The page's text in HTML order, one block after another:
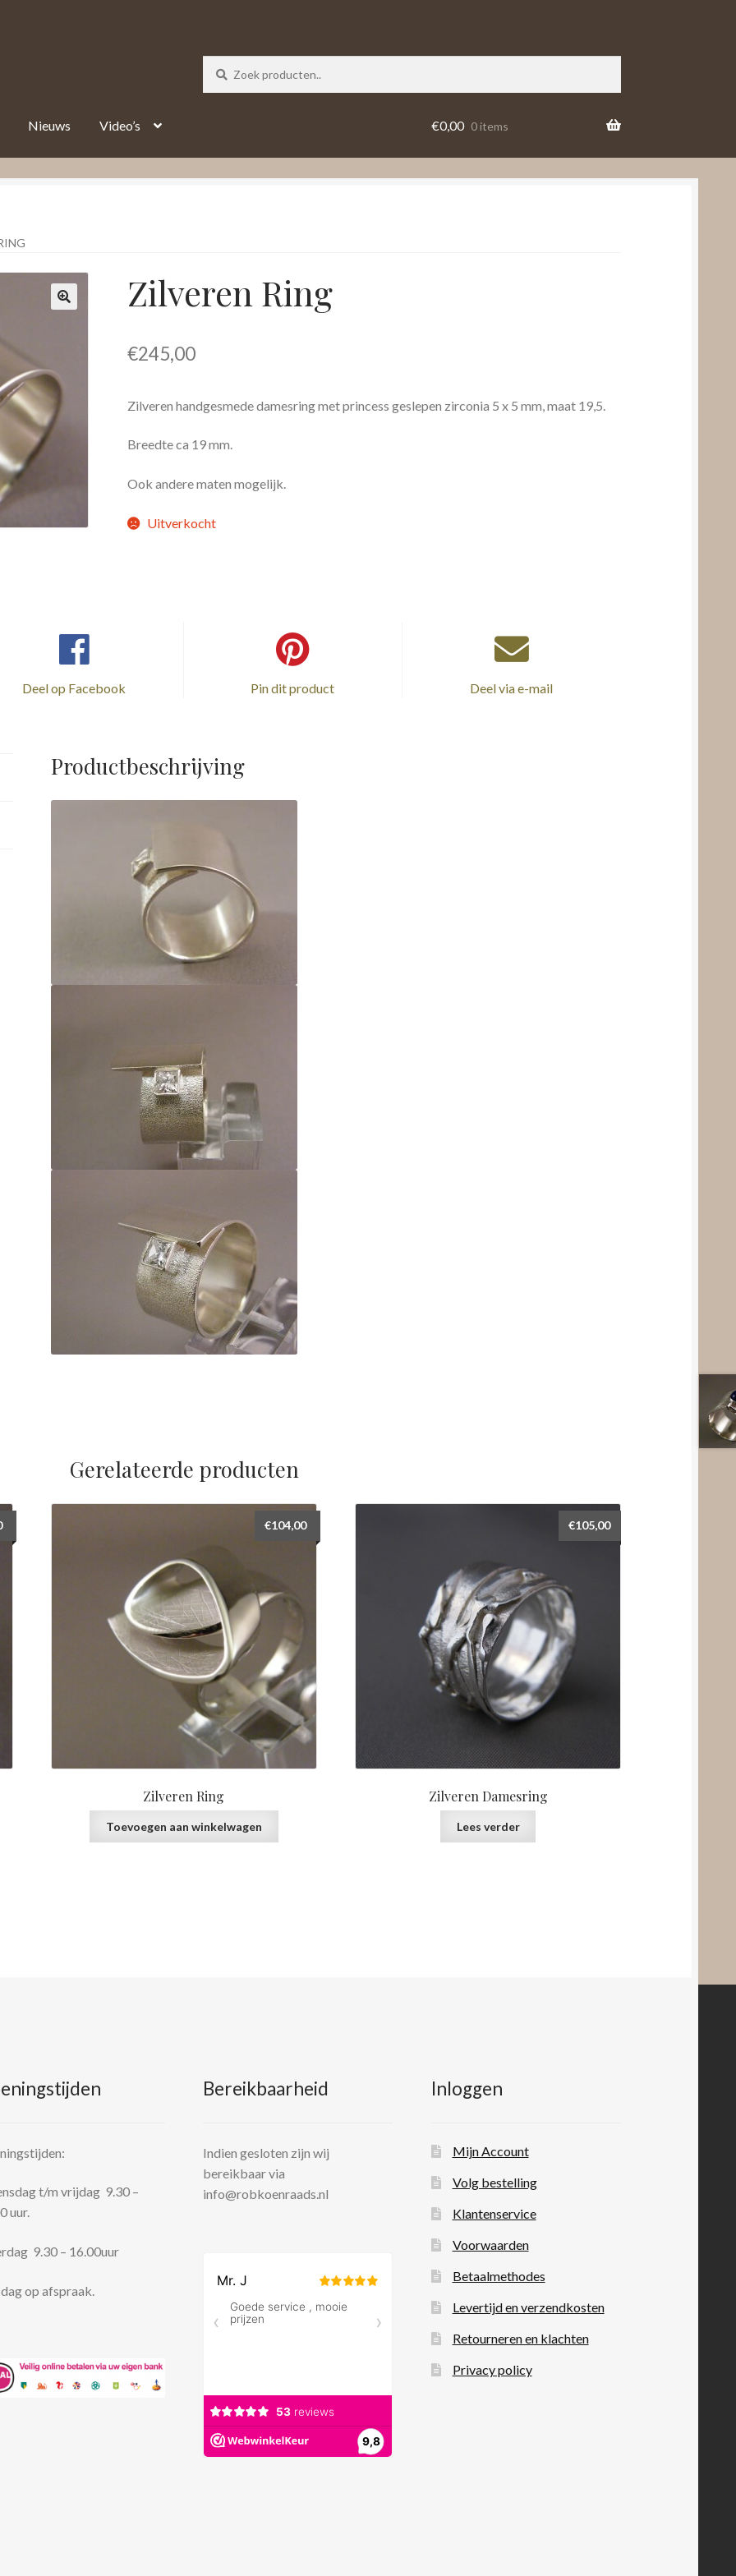
Nieuws Video’s €0,00 0 items
Zilveren Ring
€245,00
Zilveren handgesmede damesring met princess geslepen zirconia 5 x 5 mm, maat 19,5.
Breedte ca 19 mm.
Ook andere maten mogelijk.
Uitverkocht
Deel op Facebook Pin dit product Deel via e-mail
Productbeschrijving
Gerelateerde producten
Zilveren Ring
€104,00
Toevoegen aan winkelwagen
Zilveren Damesring
€105,00
Lees verder
t/m vrijdag 9.30 –
uur.
9.30 – 16.00uur
op afspraak.
Bereikbaarheid
Indien gesloten zijn wij
bereikbaar via
info@robkoenraads.nl
Inloggen
Mijn Account
Volg bestelling
Klantenservice
Voorwaarden
Betaalmethodes
Levertijd en verzendkosten
Retourneren en klachten
Privacy policy